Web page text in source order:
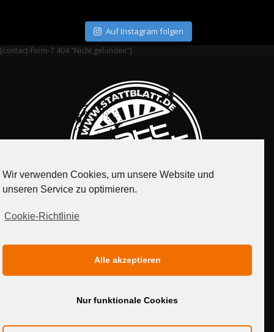
Auf Instagram folgen
[contact-form-7 404 "Nicht gefunden"]
MEDIADATEN
Wir verwenden Cookies, um unsere Website und
unseren Service zu optimieren.
Cookie-Richtlinie
Alle akzeptieren
Nur funktionale Cookies